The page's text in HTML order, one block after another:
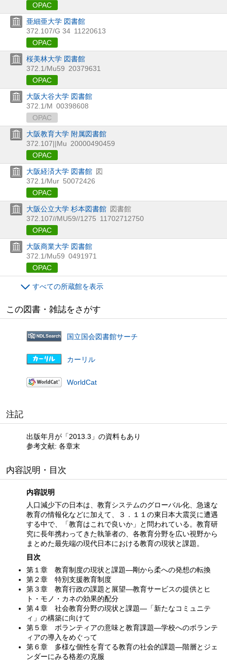
OPAC
亜細亜大学 図書館
372.107/G 34 11220613
OPAC
桜美林大学 図書館
372.1/Mu59 20379631
OPAC
大阪大谷大学 図書館
372.1/M 00398608
OPAC
大阪教育大学 附属図書館
372.107||Mu 20000490459
OPAC
大阪経済大学 図書館 図
372.1/Mur 50072426
OPAC
大阪公立大学 杉本図書館 図書館
372.107//MU59//1275 11702712750
OPAC
大阪商業大学 図書館
372.1/Mu59 0491971
OPAC
すべての所蔵館を表示
この図書・雑誌をさがす
国立国会図書館サーチ
カーリル
WorldCat
注記
出版年月が「2013.3」の資料もあり
参考文献: 各章末
内容説明・目次
内容説明
人口減少下の日本は、教育システムのグローバル化、急速な
教育の情報化などに加えて、３．１１の東日本大震災に遭遇
する中で、「教育はこれで良いか」と問われている。教育研
究に長年携わってきた執筆者の、各教育分野を広い視野から
まとめた最先端の現代日本における教育の現状と課題。
目次
第１章 教育制度の現状と課題—剛から柔への発想の転換
第２章 特別支援教育制度
第３章 教育行政の課題と展望—教育サービスの提供とヒ
ト・モノ・カネの効果的配分
第４章 社会教育分野の現状と課題—「新たなコミュニテ
ィ」の構築に向けて
第５章 ボランティアの意味と教育課題—学校へのボランテ
ィアの導入をめぐって
第６章 多様な個性を育てる教育の社会的課題—階層とジェ
ンダーにみる格差の克服